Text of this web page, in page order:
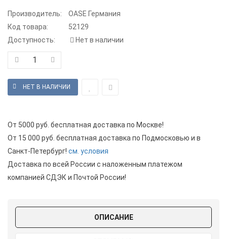
Производитель:
OASE Германия
Код товара:
52129
Доступность:
Нет в наличии
От 5000 руб. бесплатная доставка по Москве!
От 15 000 руб. бесплатная доставка по Подмосковью и в
Санкт-Петербург! см. условия
Доставка по всей России с наложенным платежом
компанией СДЭК и Почтой России!
ОПИСАНИЕ